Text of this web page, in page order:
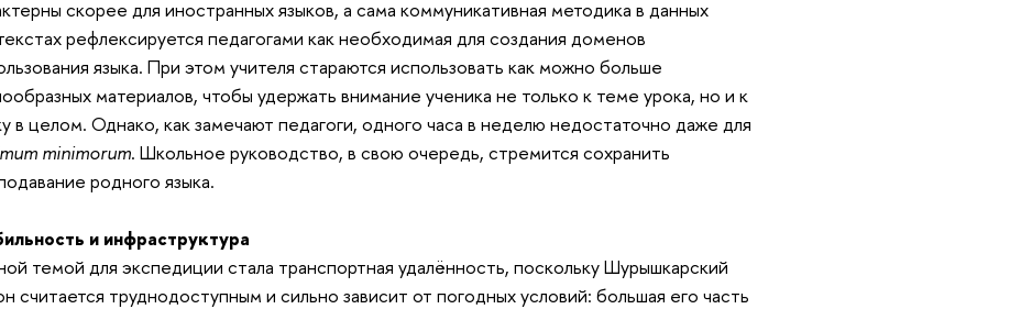
скорее для иностранных языков, а сама коммуникативная методика в данных
рефлексируется педагогами как необходимая для создания доменов
языка. При этом учителя стараются использовать как можно больше
материалов, чтобы удержать внимание ученика не только к теме урока, но и к
в целом. Однако, как замечают педагоги, одного часа в неделю недостаточно даже для
minimorum. Школьное руководство, в свою очередь, стремится сохранить
родного языка.
и инфраструктура
темой для экспедиции стала транспортная удалённость, поскольку Шурышкарский
считается труднодоступным и сильно зависит от погодных условий: большая его часть